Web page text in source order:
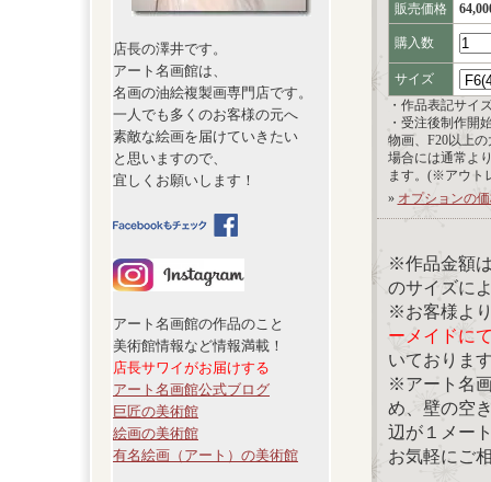
店長の澤井です。
アート名画館は、
名画の油絵複製画専門店です。
一人でも多くのお客様の元へ
素敵な絵画を届けていきたい
と思いますので、
宜しくお願いします！
アート名画館の作品のこと
美術館情報など情報満載！
店長サワイがお届けする
アート名画館公式ブログ
巨匠の美術館
絵画の美術館
有名絵画（アート）の美術館
販売価格
購入数
サイズ
・作品表記サイ
・受注後制作開
物画、F20以上
場合には通常よ
ます。(※アウト
» オプションの
※作品金額
のサイズに
※お客様よ
ーメイドに
いておりま
※アート名
め、壁の空
辺が１メー
お気軽にご